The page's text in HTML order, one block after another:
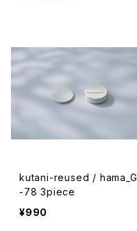
kutani-reused / hama_G
-78 3piece
¥990